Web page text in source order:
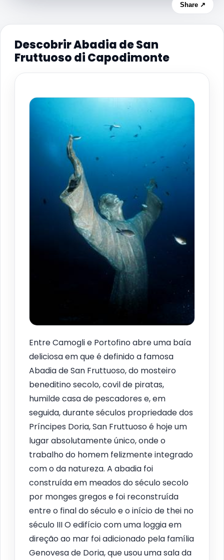
Share ↗
Descobrir Abadia de San
Fruttuoso di Capodimonte
Entre Camogli e Portofino abre uma baía
deliciosa em que é definido a famosa
Abadia de San Fruttuoso, do mosteiro
beneditino secolo, covil de piratas,
humilde casa de pescadores e, em
seguida, durante séculos propriedade dos
Príncipes Doria, San Fruttuoso é hoje um
lugar absolutamente único, onde o
trabalho do homem felizmente integrado
com o da natureza. A abadia foi
construída em meados do século secolo
por monges gregos e foi reconstruída
entre o final do século e o início de thei no
século III O edifício com uma loggia em
direção ao mar foi adicionado pela família
Genovesa de Doria, que usou uma sala da